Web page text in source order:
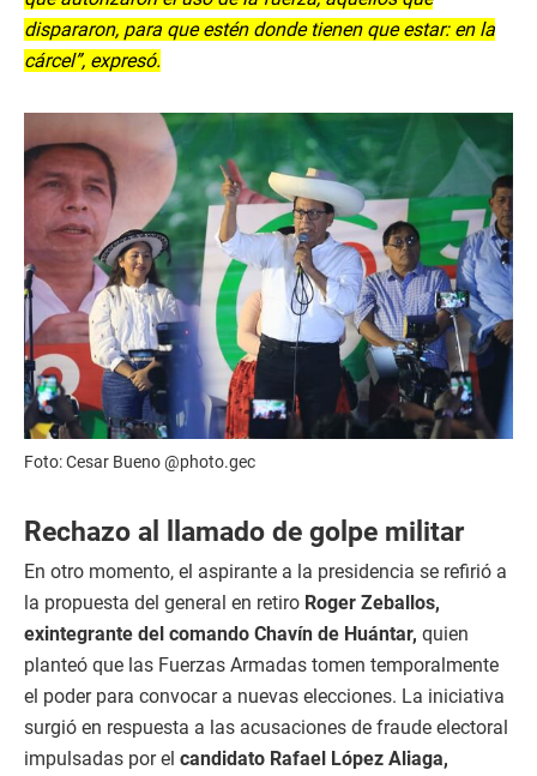
dispararon, para que estén donde tienen que estar: en la
cárcel”, expresó.
Foto: Cesar Bueno @photo.gec
Rechazo al llamado de golpe militar
En otro momento, el aspirante a la presidencia se refirió a
la propuesta del general en retiro Roger Zeballos,
exintegrante del comando Chavín de Huántar, quien
planteó que las Fuerzas Armadas tomen temporalmente
el poder para convocar a nuevas elecciones. La iniciativa
surgió en respuesta a las acusaciones de fraude electoral
impulsadas por el candidato Rafael López Aliaga,